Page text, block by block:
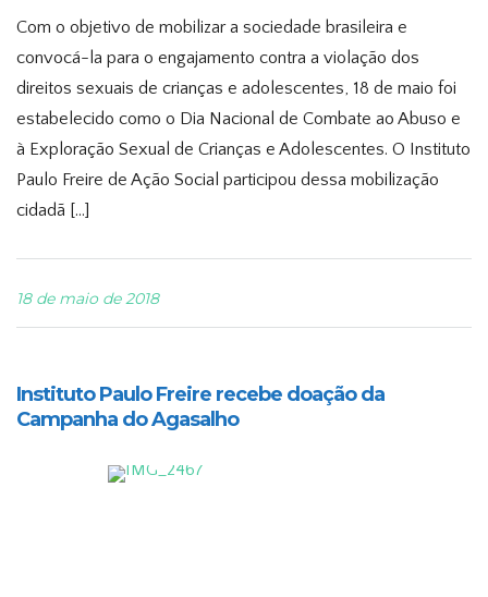
Com o objetivo de mobilizar a sociedade brasileira e
convocá-la para o engajamento contra a violação dos
direitos sexuais de crianças e adolescentes, 18 de maio foi
estabelecido como o Dia Nacional de Combate ao Abuso e
à Exploração Sexual de Crianças e Adolescentes. O Instituto
Paulo Freire de Ação Social participou dessa mobilização
cidadã […]
18 de maio de 2018
Instituto Paulo Freire recebe doação da
Campanha do Agasalho